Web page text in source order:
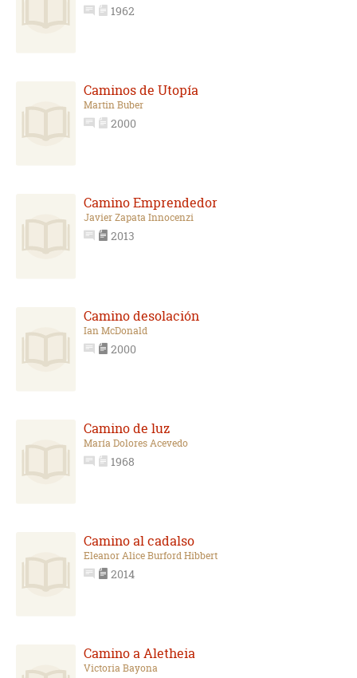
1962
Caminos de Utopía
Martin Buber
2000
Camino Emprendedor
Javier Zapata Innocenzi
2013
Camino desolación
Ian McDonald
2000
Camino de luz
María Dolores Acevedo
1968
Camino al cadalso
Eleanor Alice Burford Hibbert
2014
Camino a Aletheia
Victoria Bayona